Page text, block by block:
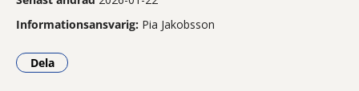
Informationsansvarig: Pia Jakobsson
Dela
- Klicka för att öppna delningsalternativ.